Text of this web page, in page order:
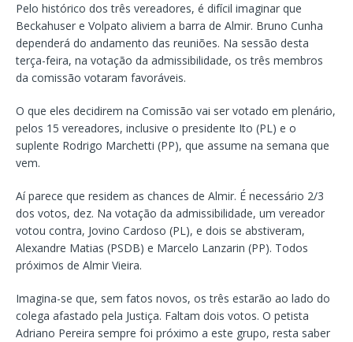
Pelo histórico dos três vereadores, é difícil imaginar que
Beckahuser e Volpato aliviem a barra de Almir. Bruno Cunha
dependerá do andamento das reuniões. Na sessão desta
terça-feira, na votação da admissibilidade, os três membros
da comissão votaram favoráveis.
O que eles decidirem na Comissão vai ser votado em plenário,
pelos 15 vereadores, inclusive o presidente Ito (PL) e o
suplente Rodrigo Marchetti (PP), que assume na semana que
vem.
Aí parece que residem as chances de Almir. É necessário 2/3
dos votos, dez. Na votação da admissibilidade, um vereador
votou contra, Jovino Cardoso (PL), e dois se abstiveram,
Alexandre Matias (PSDB) e Marcelo Lanzarin (PP). Todos
próximos de Almir Vieira.
Imagina-se que, sem fatos novos, os três estarão ao lado do
colega afastado pela Justiça. Faltam dois votos. O petista
Adriano Pereira sempre foi próximo a este grupo, resta saber